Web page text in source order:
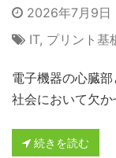
2026年7月9日
IT, プリント基
電子機器の心臓
社会において欠か
続きを読む